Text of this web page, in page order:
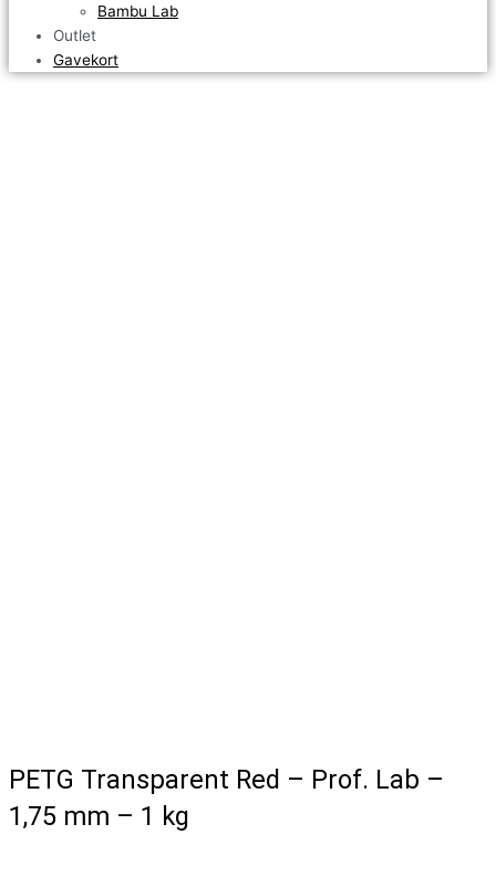
Bambu Lab
Outlet
Gavekort
PETG Transparent Red – Prof. Lab –
1,75 mm – 1 kg